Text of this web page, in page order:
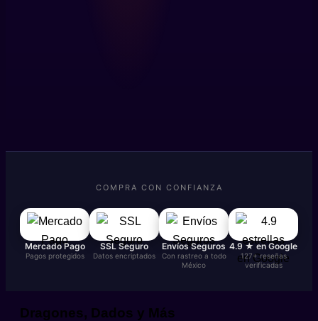
COMPRA CON CONFIANZA
Mercado Pago
Pagos protegidos
SSL Seguro
Datos encriptados
Envíos Seguros
Con rastreo a todo
México
4.9 ★ en Google
127+ reseñas
verificadas
Dragones, Dados y Más